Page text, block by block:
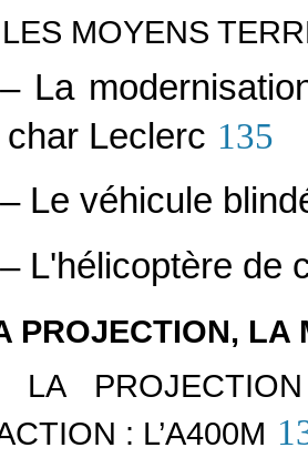
MOYENS
La
char Leclerc 135
Le véhicule
L'hélicoptère de
PROJECTION,
LA
: L’A400M